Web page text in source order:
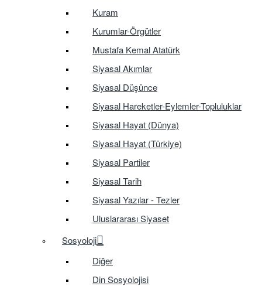
Kuram
Kurumlar-Örgütler
Mustafa Kemal Atatürk
Siyasal Akımlar
Siyasal Düşünce
Siyasal Hareketler-Eylemler-Topluluklar
Siyasal Hayat (Dünya)
Siyasal Hayat (Türkiye)
Siyasal Partiler
Siyasal Tarih
Siyasal Yazılar - Tezler
Uluslararası Siyaset
Sosyoloji
Diğer
Din Sosyolojisi